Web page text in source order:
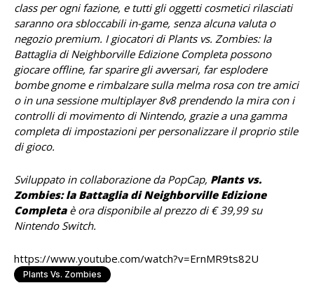
class per ogni fazione, e tutti gli oggetti cosmetici rilasciati
saranno ora sbloccabili in-game, senza alcuna valuta o
negozio premium. I giocatori di Plants vs. Zombies: la
Battaglia di Neighborville Edizione Completa possono
giocare offline, far sparire gli avversari, far esplodere
bombe gnome e rimbalzare sulla melma rosa con tre amici
o in una sessione multiplayer 8v8 prendendo la mira con i
controlli di movimento di Nintendo, grazie a una gamma
completa di impostazioni per personalizzare il proprio stile
di gioco.
Sviluppato in collaborazione da PopCap, Plants vs.
Zombies: la Battaglia di Neighborville Edizione
Completaè ora disponibile al prezzo di € 39,99 su
Nintendo Switch.
https://www.youtube.com/watch?v=ErnMR9ts82U
Plants Vs. Zombies